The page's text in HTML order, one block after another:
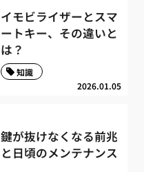
イモビライザーとスマ
ートキー、その違いと
は？
2026.01.05
知識
鍵が抜けなくなる前兆
と日頃のメンテナンス